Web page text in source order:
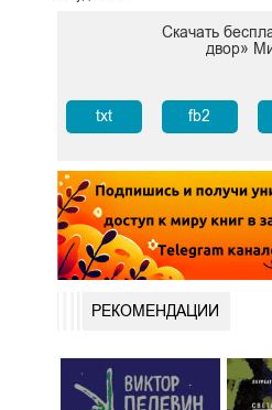
Скачать
двор»
txt fb2
РЕКОМЕНДАЦИИ